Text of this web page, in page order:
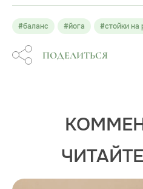
#баланс #йога #стойки на
ПОДЕЛИТЬСЯ